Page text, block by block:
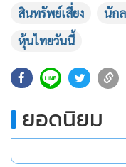
นายกรภัทร วรเชษฐ์ ผู้
บล.โนมูระ พัฒนสิน กล่
เทคนิค เป็นไปตามทิศ
ไปมากพอสมควรแล้ว แ
มา ขณะที่ราคาน้ำมันดิบ
ตอบแทนพันธบัตรรัฐบาล
รอบ 2 สัปดาห์ ทำให้มีเม็
สินทรัพย์เสี่ยง นัก
หุ้นไทยวันนี้
ยอดนิยม